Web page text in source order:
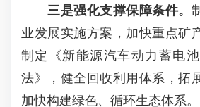
三是强化支撑保障条件。
业发展实施方案，加快重点矿
制定《新能源汽车动力蓄电
法》，健全回收利用体系，拓
加快构建绿色、循环生态体系。